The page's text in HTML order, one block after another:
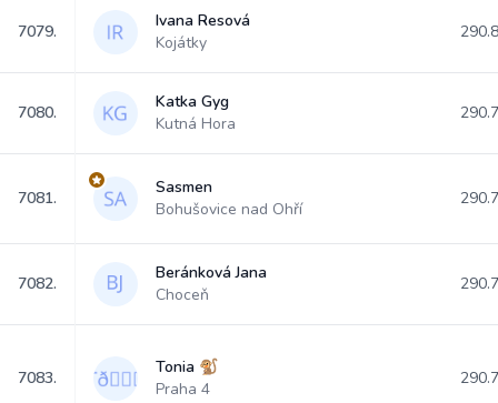
7079.
Ivana Resová
Kojátky
7080.
Katka Gyg
Kutná Hora
7081.
Sasmen
Bohušovice nad Ohří
7082.
Beránková Jana
Choceň
7083.
Tonia 🐒
Praha 4